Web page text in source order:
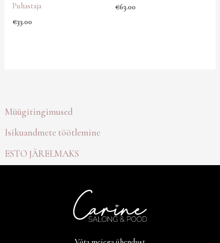
Puhastaja
€33.00
€63.00
Müügitingimused
Isikuandmete töötlemine
ESTO JÄRELMAKS